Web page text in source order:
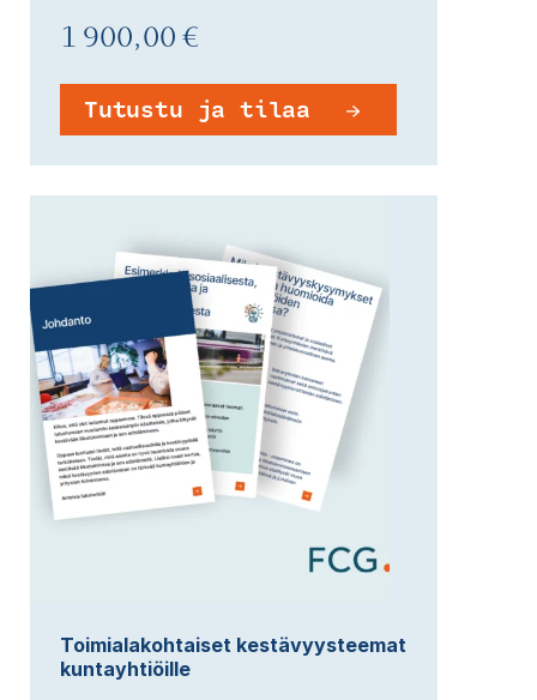
1 900,00 €
Tutustu ja tilaa
Toimialakohtaiset kestävyysteemat
kuntayhtiöille